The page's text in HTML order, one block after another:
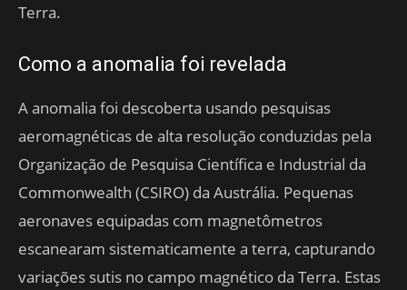
Terra.
Como a anomalia foi revelada
A anomalia foi descoberta usando pesquisas
aeromagnéticas de alta resolução conduzidas pela
Organização de Pesquisa Científica e Industrial da
Commonwealth (CSIRO) da Austrália. Pequenas
aeronaves equipadas com magnetômetros
escanearam sistematicamente a terra, capturando
variações sutis no campo magnético da Terra. Estas